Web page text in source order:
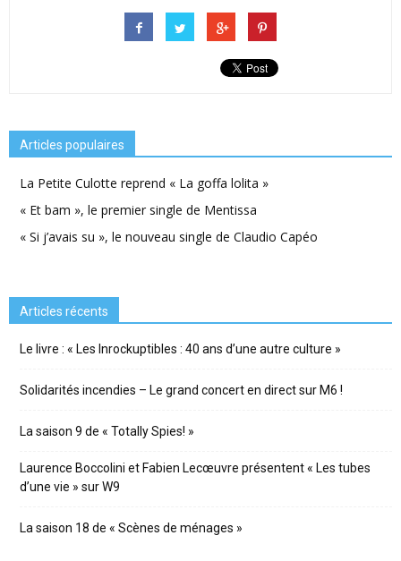
Articles populaires
La Petite Culotte reprend « La goffa lolita »
« Et bam », le premier single de Mentissa
« Si j’avais su », le nouveau single de Claudio Capéo
Articles récents
Le livre : « Les Inrockuptibles : 40 ans d’une autre culture »
Solidarités incendies – Le grand concert en direct sur M6 !
La saison 9 de « Totally Spies! »
Laurence Boccolini et Fabien Lecœuvre présentent « Les tubes
d’une vie » sur W9
La saison 18 de « Scènes de ménages »